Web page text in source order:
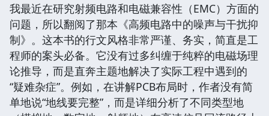
我最近在研究射频电路和电磁兼容性（EMC）方面的
问题，所以翻阅了那本《高频电路中的噪声与干扰抑
制》。这本书的行文风格非常严谨、务实，简直是工
程师的案头必备。它没有过多纠缠于纯粹的电磁场理
论推导，而是直奔主题地解决了实际工程中遇到的
“疑难杂症”。例如，在讲解PCB布局时，作者没有简
单地说“地线要完整”，而是详细分析了不同类型地